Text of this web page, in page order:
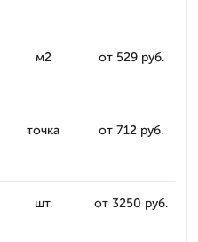
м2 от 529 руб.
точка от 712 руб.
шт. от 3250 руб.